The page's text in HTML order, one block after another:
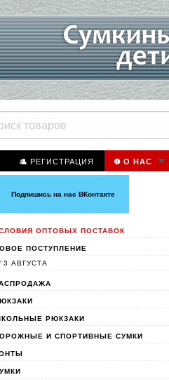
РЕГИСТРАЦИЯ О НАС
Подпишись на нас ВКонтакте
ОПТОВЫХ ПОСТАВОК
ПОСТУПЛЕНИЕ
3 АВГУСТА
РЮКЗАКИ
И СПОРТИВНЫЕ СУМКИ